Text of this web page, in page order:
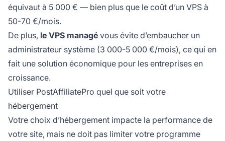
équivaut à 5 000 € — bien plus que le coût d’un VPS à
50-70 €/mois.
De plus, le VPS managé vous évite d’embaucher un
administrateur système (3 000-5 000 €/mois), ce qui en
fait une solution économique pour les entreprises en
croissance.
Utiliser PostAffiliatePro quel que soit votre
hébergement
Votre choix d’hébergement impacte la performance de
votre site, mais ne doit pas limiter votre programme